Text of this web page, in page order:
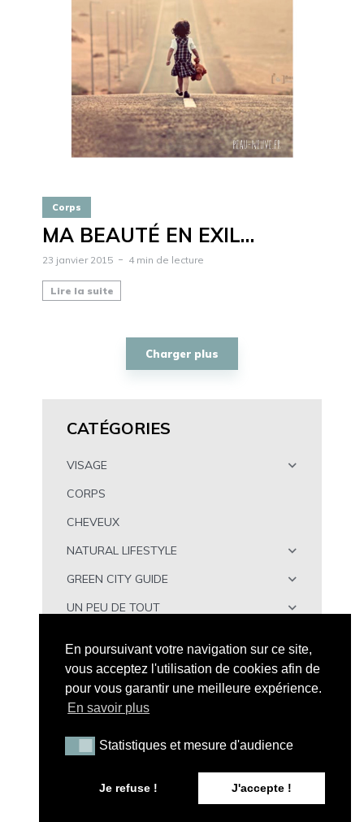
Corps
MA BEAUTÉ EN EXIL…
23 janvier 2015 4 min de lecture
Lire la suite
CATÉGORIES
VISAGE
CORPS
CHEVEUX
NATURAL LIFESTYLE
GREEN CITY GUIDE
UN PEU DE TOUT
Charger plus
CGV|A propos de Peau Neuve|Politique de
En poursuivant votre navigation sur ce site,
vous acceptez l'utilisation de cookies afin de
pour vous garantir une meilleure expérience.
En savoir plus
Statistiques et mesure d'audience
Statistiques et mesure d'audience
Je refuse ! J'accepte !